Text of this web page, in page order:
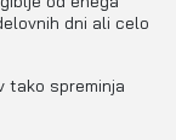
dni ali celo
tako spreminja